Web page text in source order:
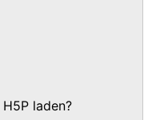
H5Pladen?